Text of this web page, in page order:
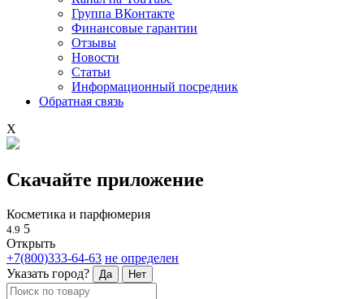
Группа ВКонтакте
Финансовые гарантии
Отзывы
Новости
Статьи
Информационный посредник
Обратная связь
X
Скачайте приложение
Косметика и парфюмерия
4.9 5
Открыть
+7(800)333-64-63 не определен
Указать город?
Да Нет